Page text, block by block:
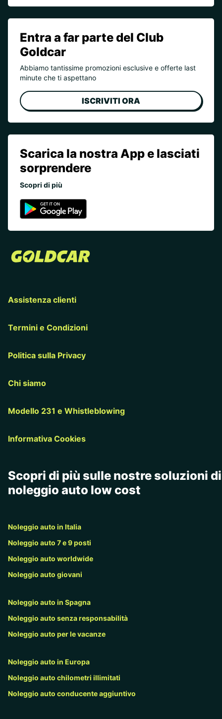
Entra a far parte del Club
Goldcar
Abbiamo tantissime promozioni esclusive e offerte last
minute che ti aspettano
ISCRIVITI ORA
Scarica la nostra App e lasciati
sorprendere
Scopri di più
Assistenza clienti
Termini e Condizioni
Politica sulla Privacy
Chi siamo
Modello 231 e Whistleblowing
Informativa Cookies
Scopri di più sulle nostre soluzioni di
noleggio auto low cost
Noleggio auto in Italia
Noleggio auto 7 e 9 posti
Noleggio auto worldwide
Noleggio auto giovani
Noleggio auto in Spagna
Noleggio auto senza responsabilità
Noleggio auto per le vacanze
Noleggio auto in Europa
Noleggio auto chilometri illimitati
Noleggio auto conducente aggiuntivo